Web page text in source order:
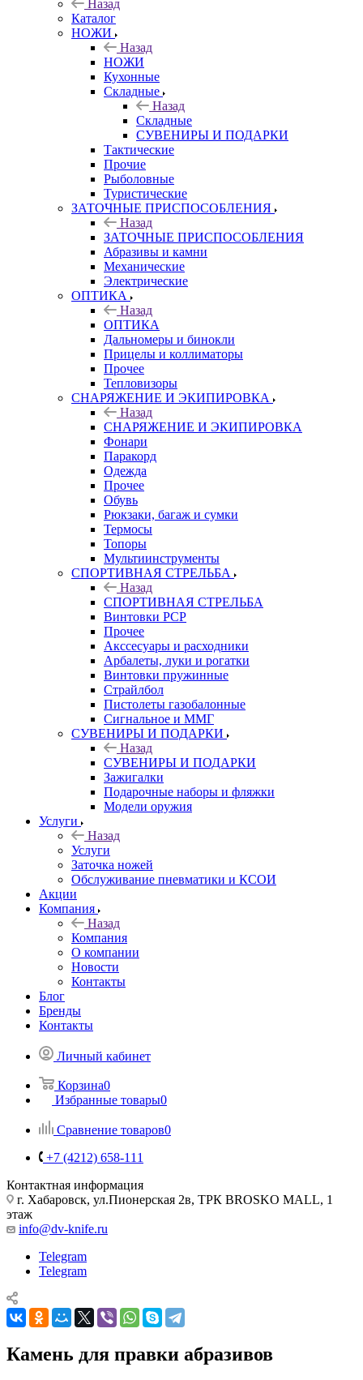
Назад
Каталог
НОЖИ
Назад
НОЖИ
Кухонные
Складные
Назад
Складные
СУВЕНИРЫ И ПОДАРКИ
Тактические
Прочие
Рыболовные
Туристические
ЗАТОЧНЫЕ ПРИСПОСОБЛЕНИЯ
Назад
ЗАТОЧНЫЕ ПРИСПОСОБЛЕНИЯ
Абразивы и камни
Механические
Электрические
ОПТИКА
Назад
ОПТИКА
Дальномеры и бинокли
Прицелы и коллиматоры
Прочее
Тепловизоры
СНАРЯЖЕНИЕ И ЭКИПИРОВКА
Назад
СНАРЯЖЕНИЕ И ЭКИПИРОВКА
Фонари
Паракорд
Одежда
Прочее
Обувь
Рюкзаки, багаж и сумки
Термосы
Топоры
Мультиинструменты
СПОРТИВНАЯ СТРЕЛЬБА
Назад
СПОРТИВНАЯ СТРЕЛЬБА
Винтовки PCP
Прочее
Акссесуары и расходники
Арбалеты, луки и рогатки
Винтовки пружинные
Страйлбол
Пистолеты газобалонные
Сигнальное и ММГ
СУВЕНИРЫ И ПОДАРКИ
Назад
СУВЕНИРЫ И ПОДАРКИ
Зажигалки
Подарочные наборы и фляжки
Модели оружия
Услуги
Назад
Услуги
Заточка ножей
Обслуживание пневматики и КСОИ
Акции
Компания
Назад
Компания
О компании
Новости
Контакты
Блог
Бренды
Контакты
Личный кабинет
Корзина0
Избранные товары0
Сравнение товаров0
+7 (4212) 658-111
Контактная информация
г. Хабаровск, ул.Пионерская 2в, ТРК BROSKO MALL, 1
этаж
info@dv-knife.ru
Telegram
Telegram
Камень для правки абразивов